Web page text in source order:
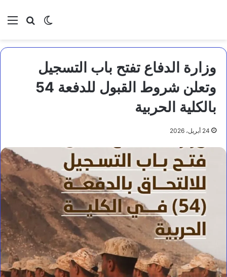
بحثالوضع
وزارة الدفاع تفتح باب التسجيل
وتعلن شروط القبول للدفعة 54
بالكلية الحربية
24 أبريل، 2026